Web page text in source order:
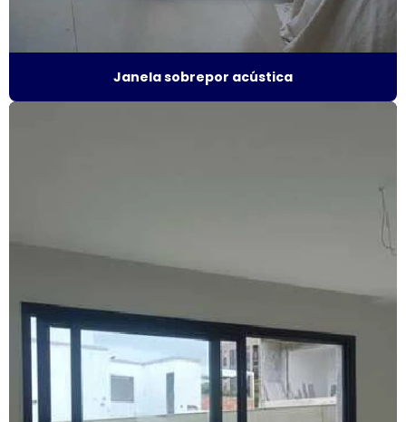
Fabricante esquadrias alumínio
Fabricante de janela acústica
Fabricante de janela sobreposta de giro
Fabricante de janela vidro multilaminado
Fabricante de janela vidro triplo
Fabricante de portas e janelas de alumínio
Janela sobrepor acústica